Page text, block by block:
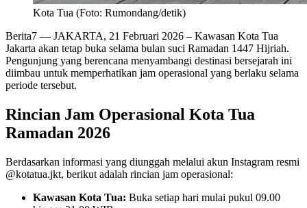
Kota Tua (Foto: Rumondang/detik)
Berita7 — JAKARTA, 21 Februari 2026 – Kawasan Kota Tua
Jakarta akan tetap buka selama bulan suci Ramadan 1447 Hijriah.
Pengunjung yang berencana menyambangi destinasi bersejarah ini
diimbau untuk memperhatikan jam operasional yang berlaku selama
periode tersebut.
Rincian Jam Operasional Kota Tua
Ramadan 2026
Berdasarkan informasi yang diunggah melalui akun Instagram resmi
@kotatua.jkt, berikut adalah rincian jam operasional:
Kawasan Kota Tua: Buka setiap hari mulai pukul 09.00